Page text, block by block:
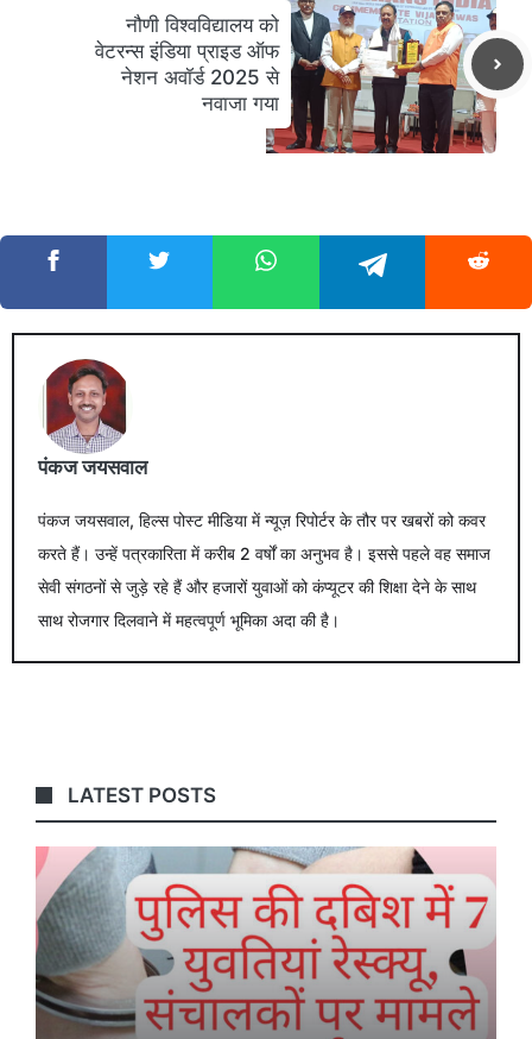
नौणी विश्वविद्यालय को
वेटरन्स इंडिया प्राइड ऑफ
नेशन अवॉर्ड 2025 से
नवाजा गया
पंकज जयसवाल
पंकज जयसवाल, हिल्स पोस्ट मीडिया में न्यूज़ रिपोर्टर के तौर पर खबरों को कवर
करते हैं। उन्हें पत्रकारिता में करीब 2 वर्षों का अनुभव है। इससे पहले वह समाज
सेवी संगठनों से जुड़े रहे हैं और हजारों युवाओं को कंप्यूटर की शिक्षा देने के साथ
साथ रोजगार दिलवाने में महत्वपूर्ण भूमिका अदा की है।
LATEST POSTS